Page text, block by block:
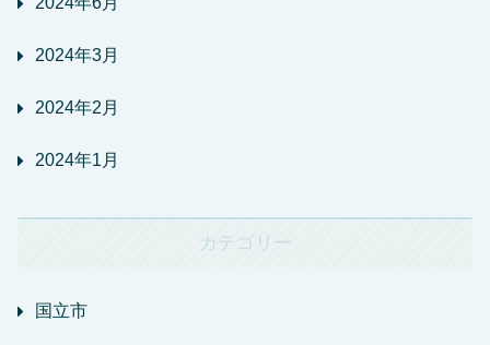
2024年3月
2024年2月
2024年1月
カテゴリー
国立市